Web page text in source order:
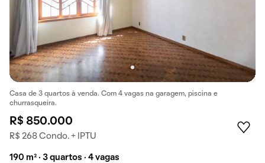
Casa de 3 quartos à venda. Com 4 vagas na garagem, piscina e
churrasqueira.
R$ 850.000
R$ 268 Condo. + IPTU
190 m² · 3 quartos · 4 vagas